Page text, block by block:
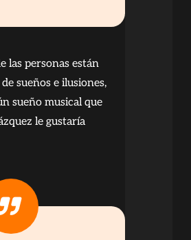
las personas están
sueños e ilusiones,
sueño musical que
le gustaría